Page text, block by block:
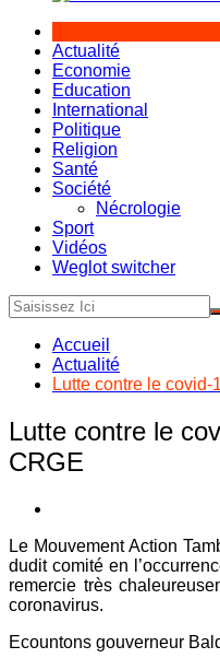
Actualité
Economie
Education
International
Politique
Religion
Santé
Société
Nécrologie
Sport
Vidéos
Weglot switcher
Accueil
Actualité
Lutte contre le
Lutte contre le
CRGE
Le Mouvement Action
dudit comité en
remercie très
coronavirus.
Ecountons gouverneur